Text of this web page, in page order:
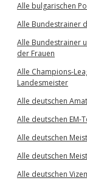
Alle bulgarischen
Alle Bundestrainer
Alle Bundestrainer
der Frauen
Alle Champions-
Landesmeister
Alle deutschen
Alle deutschen EM-
Alle deutschen
Alle deutschen
Alle deutschen